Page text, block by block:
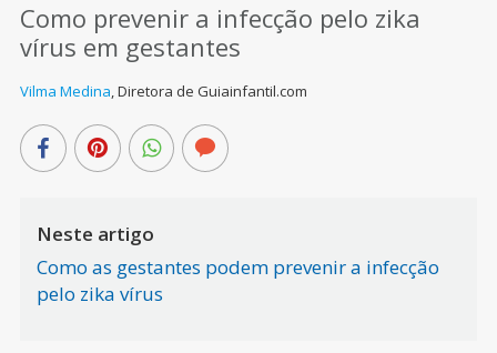
Como prevenir a infecção pelo zika
vírus em gestantes
Vilma Medina,Diretora de Guiainfantil.com
Neste artigo
Como as gestantes podem prevenir a infecção
pelo zika vírus